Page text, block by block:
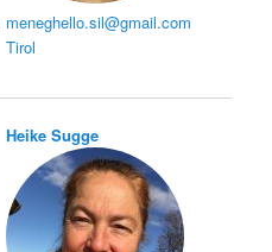
meneghello.sil@gmail.com
Tirol
Heike Sugge